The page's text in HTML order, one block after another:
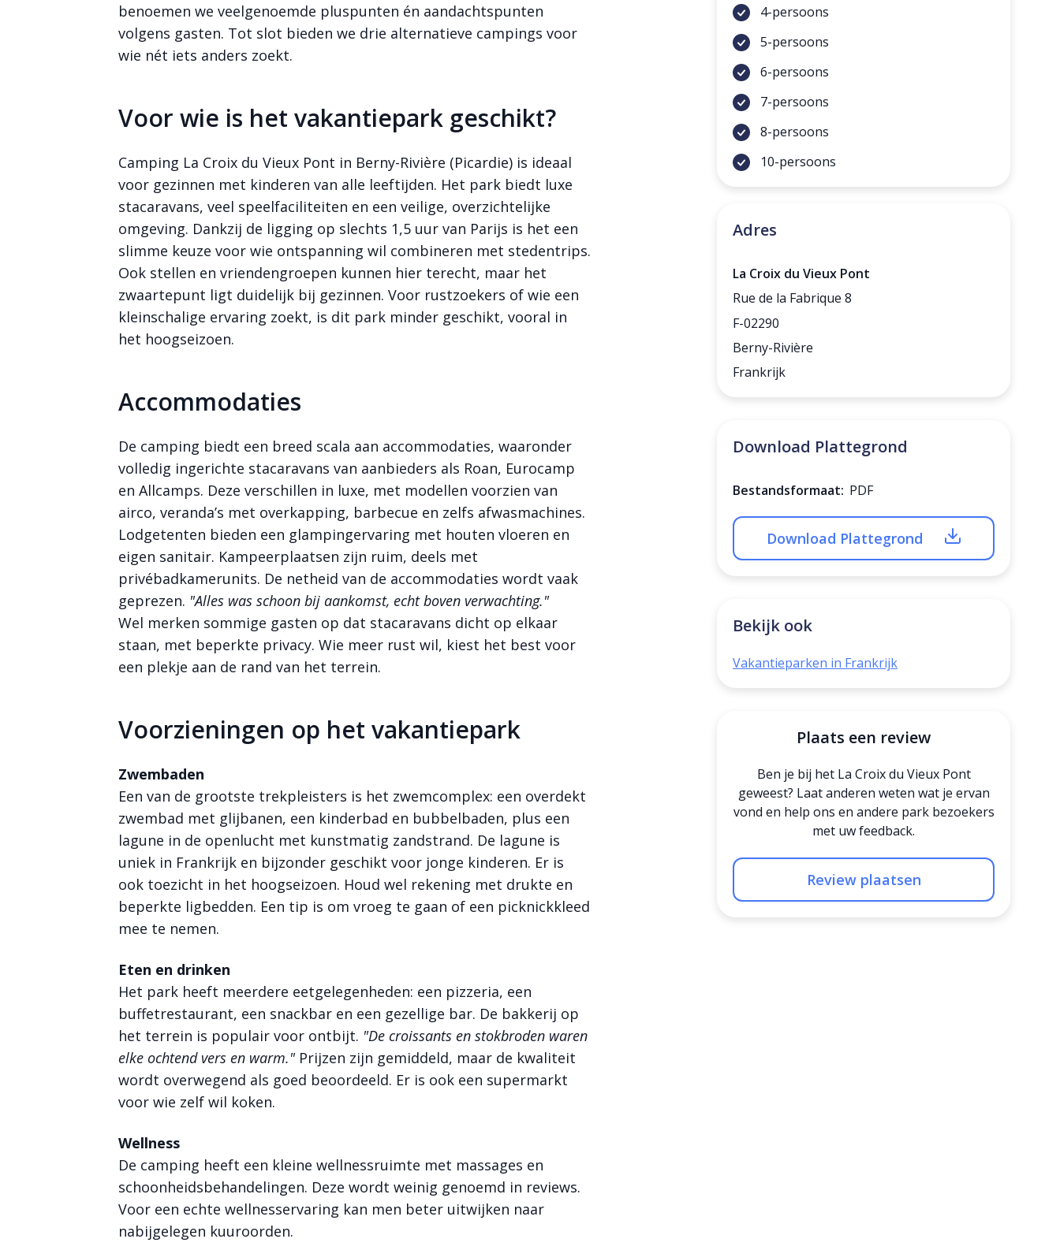
benoemen we veelgenoemde pluspunten én aandachtspunten
volgens gasten. Tot slot bieden we drie alternatieve campings voor
wie nét iets anders zoekt.
Voor wie is het vakantiepark geschikt?
Camping La Croix du Vieux Pont in Berny-Rivière (Picardie) is ideaal
voor gezinnen met kinderen van alle leeftijden. Het park biedt luxe
stacaravans, veel speelfaciliteiten en een veilige, overzichtelijke
omgeving. Dankzij de ligging op slechts 1,5 uur van Parijs is het een
slimme keuze voor wie ontspanning wil combineren met stedentrips.
Ook stellen en vriendengroepen kunnen hier terecht, maar het
zwaartepunt ligt duidelijk bij gezinnen. Voor rustzoekers of wie een
kleinschalige ervaring zoekt, is dit park minder geschikt, vooral in
het hoogseizoen.
Accommodaties
De camping biedt een breed scala aan accommodaties, waaronder
volledig ingerichte stacaravans van aanbieders als Roan, Eurocamp
en Allcamps. Deze verschillen in luxe, met modellen voorzien van
airco, veranda’s met overkapping, barbecue en zelfs afwasmachines.
Lodgetenten bieden een glampingervaring met houten vloeren en
eigen sanitair. Kampeerplaatsen zijn ruim, deels met
privébadkamerunits. De netheid van de accommodaties wordt vaak
geprezen. "Alles was schoon bij aankomst, echt boven verwachting."
Wel merken sommige gasten op dat stacaravans dicht op elkaar
staan, met beperkte privacy. Wie meer rust wil, kiest het best voor
een plekje aan de rand van het terrein.
Voorzieningen op het vakantiepark
Zwembaden
Een van de grootste trekpleisters is het zwemcomplex: een overdekt
zwembad met glijbanen, een kinderbad en bubbelbaden, plus een
lagune in de openlucht met kunstmatig zandstrand. De lagune is
uniek in Frankrijk en bijzonder geschikt voor jonge kinderen. Er is
ook toezicht in het hoogseizoen. Houd wel rekening met drukte en
beperkte ligbedden. Een tip is om vroeg te gaan of een picknickkleed
mee te nemen.
Eten en drinken
Het park heeft meerdere eetgelegenheden: een pizzeria, een
buffetrestaurant, een snackbar en een gezellige bar. De bakkerij op
het terrein is populair voor ontbijt. "De croissants en stokbroden waren
elke ochtend vers en warm."Prijzen zijn gemiddeld, maar de kwaliteit
wordt overwegend als goed beoordeeld. Er is ook een supermarkt
voor wie zelf wil koken.
Wellness
De camping heeft een kleine wellnessruimte met massages en
schoonheidsbehandelingen. Deze wordt weinig genoemd in reviews.
Voor een echte wellnesservaring kan men beter uitwijken naar
nabijgelegen kuuroorden.
4-persoons
5-persoons
6-persoons
7-persoons
8-persoons
10-persoons
Adres
La Croix du Vieux Pont
Rue de la Fabrique 8
F-02290
Berny-Rivière
Frankrijk
Download Plattegrond
Bestandsformaat: PDF
Download Plattegrond
Bekijk ook
Vakantieparken in Frankrijk
Plaats een review
Ben je bij het La Croix du Vieux Pont
geweest? Laat anderen weten wat je ervan
vond en help ons en andere park bezoekers
met uw feedback.
Review plaatsen